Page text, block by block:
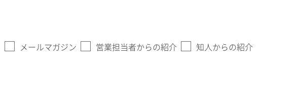
メールマガジン 営業担当者からの紹介 知人からの紹介